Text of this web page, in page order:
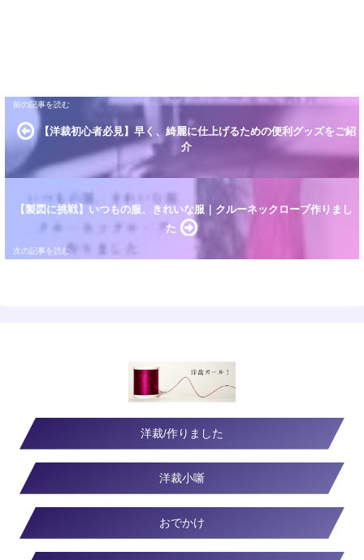
【洋裁初心者必見】早く、綺麗に仕上げるための便利グッズをご紹
介
【製図に挑戦】いつもの服、きれいな服｜クルーネックローブ作りまし
た
洋裁/作りました
洋裁小噺
おでかけ